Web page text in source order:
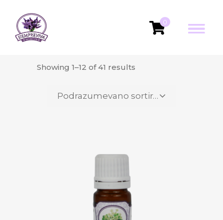
0
Showing 1–12 of 41 results
Podrazumevano sortiranje